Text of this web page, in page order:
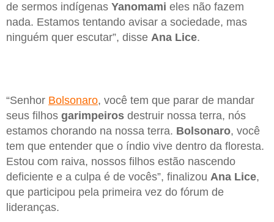
de sermos indígenas Yanomami eles não fazem
nada. Estamos tentando avisar a sociedade, mas
ninguém quer escutar”, disse Ana Lice.
“Senhor Bolsonaro, você tem que parar de mandar
seus filhos garimpeiros destruir nossa terra, nós
estamos chorando na nossa terra. Bolsonaro, você
tem que entender que o índio vive dentro da floresta.
Estou com raiva, nossos filhos estão nascendo
deficiente e a culpa é de vocês”, finalizou Ana Lice,
que participou pela primeira vez do fórum de
lideranças.